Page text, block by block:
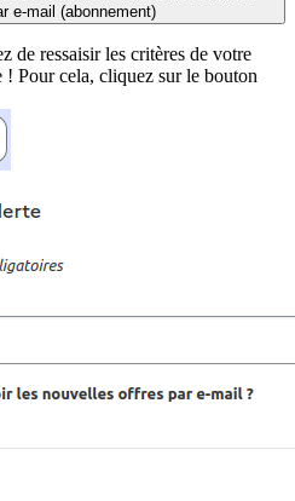
e-mail (abonnement)
de ressaisir les critères de votre
! Pour cela, cliquez sur le bouton